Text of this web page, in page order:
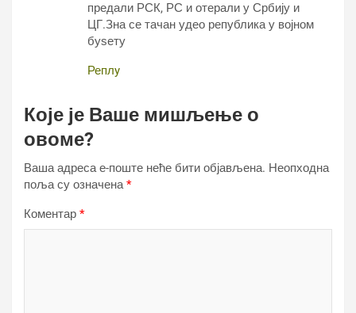
предали РСК, РС и отерали у Србију и
ЦГ.Зна се тачан удео република у војном
буѕету
Реплy
Које је Ваше мишљење о
овоме?
Ваша адреса е-поште неће бити објављена. Неопходна
поља су означена*
Коментар *